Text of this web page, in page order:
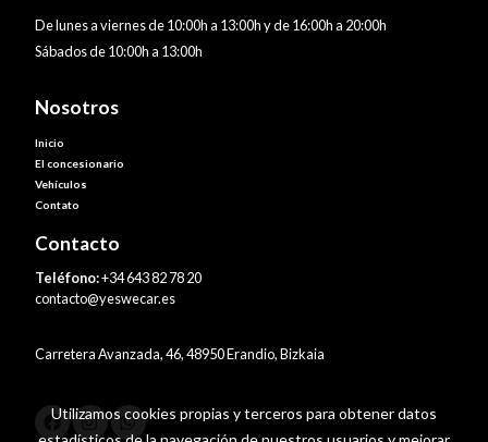
De lunes a viernes de 10:00h a 13:00h y de 16:00h a 20:00h
Sábados de 10:00h a 13:00h
Nosotros
Inicio
El concesionario
Vehículos
Contato
Contacto
Teléfono:+34 643 82 78 20
contacto@yeswecar.es
Carretera Avanzada, 46, 48950 Erandio, Bizkaia
Utilizamos cookies propias y terceros para obtener datos